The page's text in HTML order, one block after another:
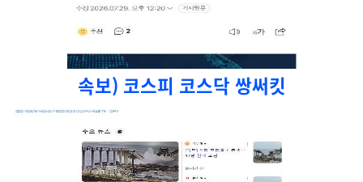
속보) 코스피 코스닥 쌍써킷